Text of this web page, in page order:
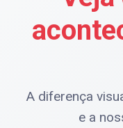
A diferença
e a